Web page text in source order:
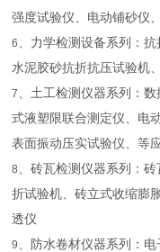
强度试验仪、电动铺砂仪
6、力学检测设备系列：抗
水泥胶砂抗折抗压试验机
7、土工检测仪器系列：
式液塑限联合测定仪、电
表面振动压实试验仪、等
8、砖瓦检测仪器系列：
折试验机、砖立式收缩膨
透仪
9、防水卷材仪器系列：